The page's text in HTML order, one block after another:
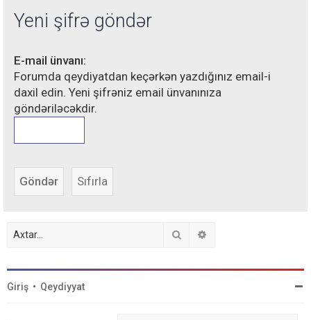
Yeni şifrə göndər
E-mail ünvanı:
Forumda qeydiyatdan keçərkən yazdığınız email-i
daxil edin. Yeni şifrəniz email ünvanınıza
göndəriləcəkdir.
Axtar
Giriş • Qeydiyyat